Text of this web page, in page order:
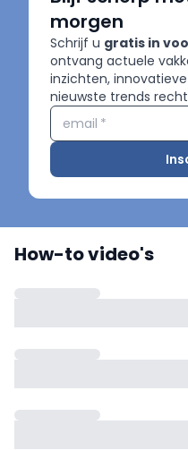
morgen
Schrijf u gratis in
ontvang actuele
inzichten,
nieuwste trends
email *
How-to video's